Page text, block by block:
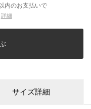
内のお支払いで
詳細
サイズ詳細